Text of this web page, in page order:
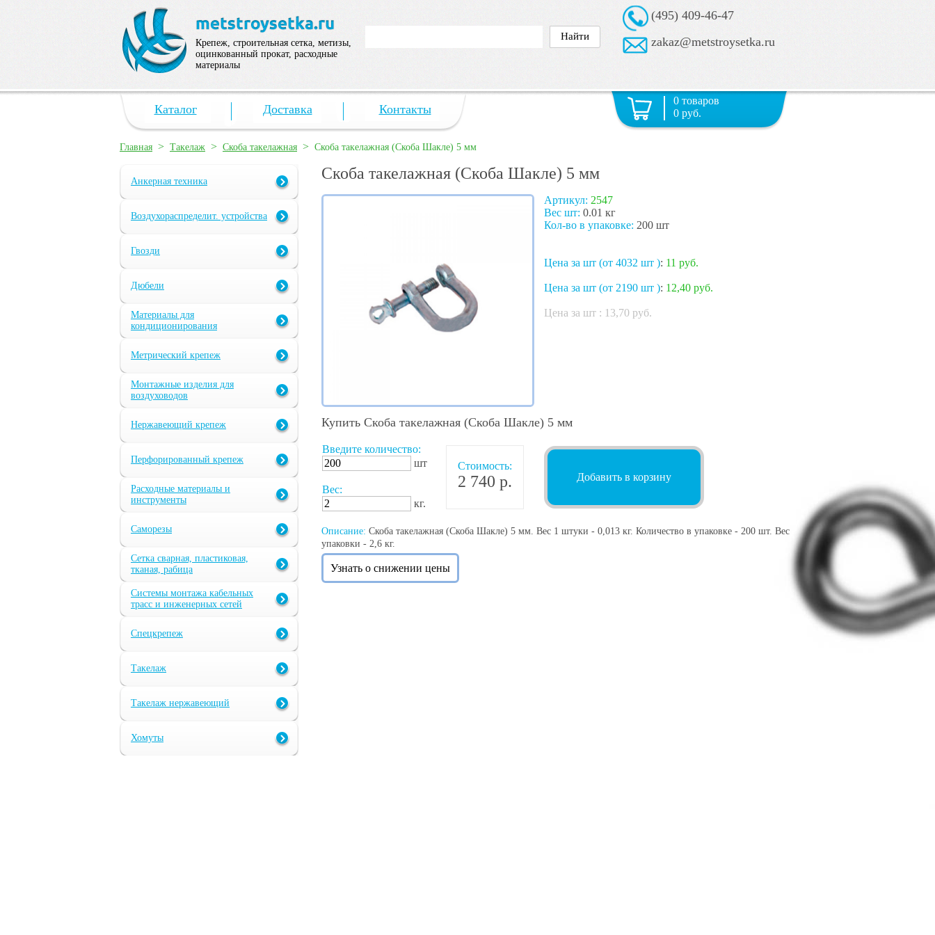
Крепеж, строительная сетка, метизы,
оцинкованный прокат, расходные
материалы
(495) 409-46-47
zakaz@metstroysetka.ru
Каталог Доставка Контакты
0 товаров
0 руб.
Главная > Такелаж > Скоба такелажная > Скоба такелажная (Скоба Шакле) 5 мм
Анкерная техника
Воздухораспределит. устройства
Гвозди
Дюбели
Материалы для
кондиционирования
Метрический крепеж
Монтажные изделия для
воздуховодов
Нержавеющий крепеж
Перфорированный крепеж
Расходные материалы и
инструменты
Саморезы
Сетка сварная, пластиковая,
тканая, рабица
Системы монтажа кабельных
трасс и инженерных сетей
Спецкрепеж
Такелаж
Такелаж нержавеющий
Хомуты
Скоба такелажная (Скоба Шакле) 5 мм
Артикул: 2547
Вес шт: 0.01 кг
Кол-во в упаковке: 200 шт
Цена за шт (от 4032 шт ): 11 руб.
Цена за шт (от 2190 шт ): 12,40 руб.
Цена за шт : 13,70 руб.
Купить Скоба такелажная (Скоба Шакле) 5 мм
Введите количество:
шт
Вес:
кг.
Стоимость:
2 740 р. Добавить в корзину
Описание: Скоба такелажная (Скоба Шакле) 5 мм. Вес 1 штуки - 0,013 кг. Количество в упаковке - 200 шт. Вес
упаковки - 2,6 кг.
Узнать о снижении цены